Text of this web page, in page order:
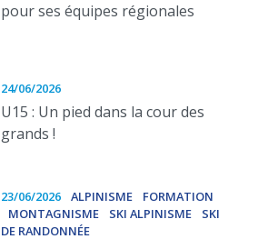
pour ses équipes régionales
24/06/2026
U15 : Un pied dans la cour des
grands !
23/06/2026 ALPINISME
FORMATION
MONTAGNISME
SKI ALPINISME
SKI
DE RANDONNÉE